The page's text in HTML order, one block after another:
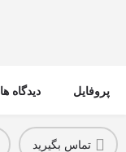
پروفایل دیدگاه ها
تماس بگیرید